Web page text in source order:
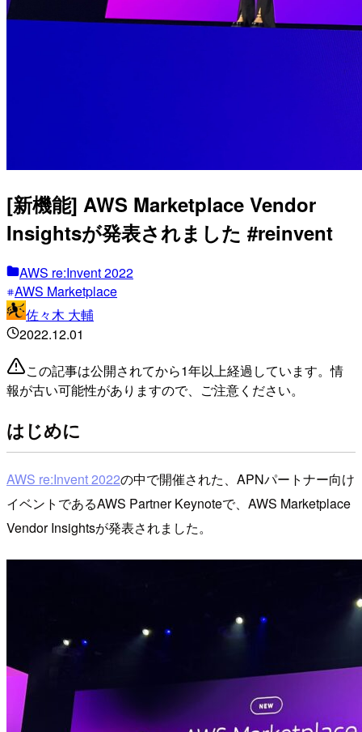
[新機能] AWS Marketplace Vendor
Insightsが発表されました #reinvent
AWS re:Invent 2022
AWS Marketplace
佐々木 大輔
2022.12.01
この記事は公開されてから1年以上経過しています。情
報が古い可能性がありますので、ご注意ください。
はじめに
AWS re:Invent 2022の中で開催された、APNパートナー向け
イベントであるAWS Partner Keynoteで、AWS Marketplace
Vendor Insightsが発表されました。